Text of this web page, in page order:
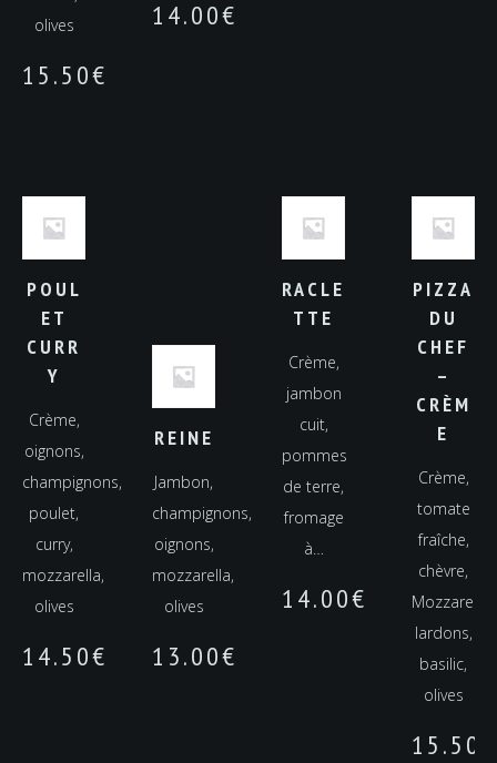
14.00€
olives
15.50€
PIZZA
DU
CHEF
–
CRÈM
E
Crème,
tomate
fraîche,
chèvre,
Mozzarella,
lardons,
basilic,
olives
15.50
POUL
ET
CURR
Y
Crème,
oignons,
champignons,
poulet,
curry,
mozzarella,
olives
14.50€
RACLE
TTE
Crème,
jambon
cuit,
pommes
de terre,
fromage
à…
14.00€
REINE
Jambon,
champignons,
oignons,
mozzarella,
olives
13.00€